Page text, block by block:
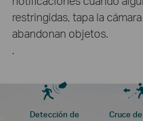
restringidas, tapa la
abandonan objetos.
.
Detección de
Cruce